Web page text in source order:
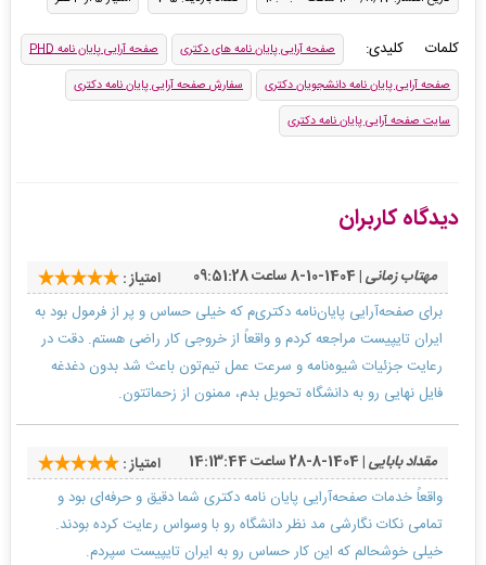
کلمات کلیدی: صفحه آرایی پایان نامه های دکتری
صفحه آرایی پایان نامه PHD
صفحه آرایی پایان نامه دانشجویان دکتری
سفارش صفحه آرایی پایان نامه دکتری
سایت صفحه آرایی پایان نامه دکتری
دیدگاه کاربران
مهتاب زمانی| 1404-10-8 ساعت 09:51:28
امتیاز :
برای صفحه‌آرایی پایان‌نامه دکتری‌م که خیلی حساس و پر از فرمول بود به
ایران تایپیست مراجعه کردم و واقعاً از خروجی کار راضی هستم. دقت در
رعایت جزئیات شیوه‌نامه و سرعت عمل تیم‌تون باعث شد بدون دغدغه
فایل نهایی رو به دانشگاه تحویل بدم، ممنون از زحماتتون.
مقداد بابایی| 1404-8-28 ساعت 14:13:44
امتیاز :
واقعاً خدمات صفحه‌آرایی پایان نامه دکتری شما دقیق و حرفه‌ای بود و
تمامی نکات نگارشی مد نظر دانشگاه رو با وسواس رعایت کرده بودند.
خیلی خوشحالم که این کار حساس رو به ایران تایپیست سپردم.